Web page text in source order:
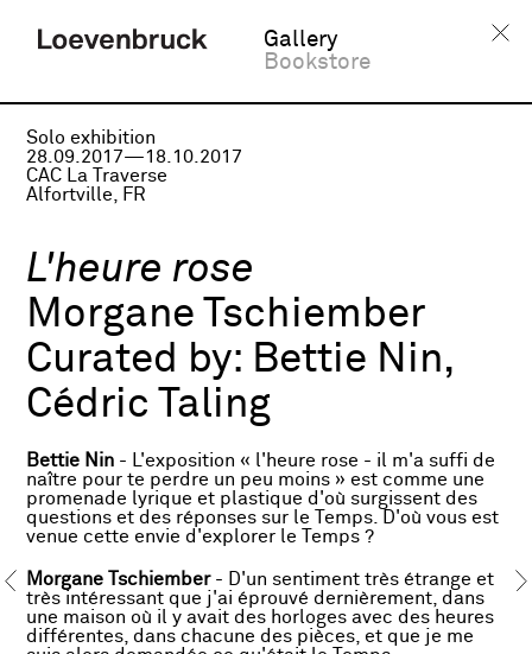
Gallery
Bookstore
Solo exhibition
28.09.2017—18.10.2017
CAC La Traverse
Alfortville, FR
L'heure rose
Morgane Tschiember
Curated by: Bettie Nin,
Cédric Taling
Bettie Nin - L'exposition « l'heure rose - il m'a suffi de
naître pour te perdre un peu moins » est comme une
promenade lyrique et plastique d'où surgissent des
questions et des réponses sur le Temps. D'où vous est
venue cette envie d'explorer le Temps ?
Morgane Tschiember- D'un sentiment très étrange et
très intéressant que j'ai éprouvé dernièrement, dans
une maison où il y avait des horloges avec des heures
différentes, dans chacune des pièces, et que je me